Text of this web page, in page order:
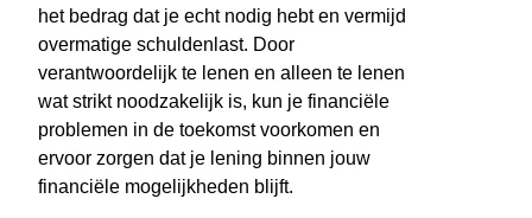
het bedrag dat je echt nodig hebt en vermijd
overmatige schuldenlast. Door
verantwoordelijk te lenen en alleen te lenen
wat strikt noodzakelijk is, kun je financiële
problemen in de toekomst voorkomen en
ervoor zorgen dat je lening binnen jouw
financiële mogelijkheden blijft.